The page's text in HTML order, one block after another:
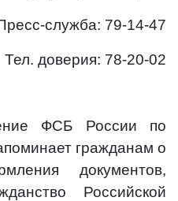
служба: 79-14-47
Тел. доверия: 78-20-02
ФСБ России по
гражданам о
документов,
Российской